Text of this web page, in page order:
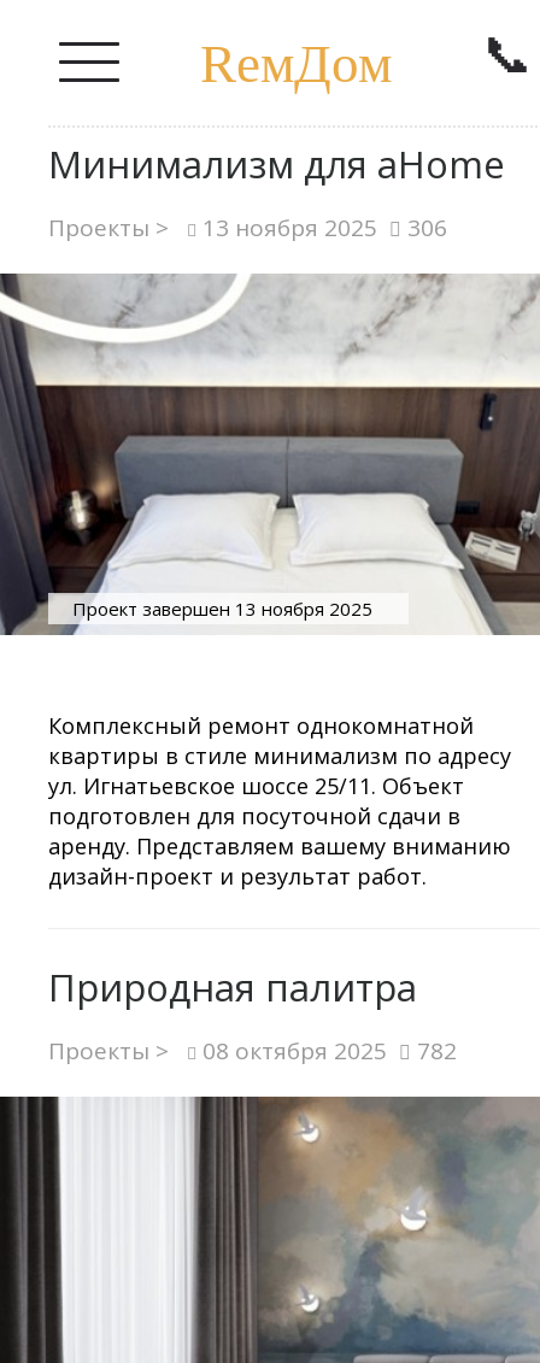
RемДом 📞
Минимализм для aHome
Проекты > 13 ноября 2025 306
Проект завершен 13 ноября 2025
Комплексный ремонт однокомнатной
квартиры в стиле минимализм по адресу
ул. Игнатьевское шоссе 25/11. Объект
подготовлен для посуточной сдачи в
аренду. Представляем вашему вниманию
дизайн-проект и результат работ.
Природная палитра
Проекты > 08 октября 2025 782